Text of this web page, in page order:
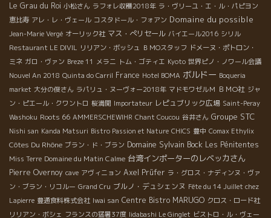
Le Grau du Roi 小松さん ラフォレ収穫2018年 ラ・ヴリーユ・エ・ル・パピヨン
恵比寿 アレ・レ・ヴェール コスタドール・フォアン Domaine du possible
Jean-Marie Vergé オーリック社 マス・ぺリセール バイエール2016 シリル
Restaurant LE DIVIL リリアン・ボッシュ ＢＭОスタッフ ドメーヌ・ポトロン・
ミネ ガロ・ヴァン Breze 11 メラニ トム・ゴティエ Kyoto 世界ピノ・ノワール会議
Nouvel An 2018 Quinta do Carril France Hotel BOMA ボルドー Boqueria
market 大分の俊さん ラパリュ・ヌーヴォー2018年 マドモワゼルＭ ＢＭО社 ジャ
ン・ピエール・クワントロ 桜満開 Importateur レピュブリック広場 Saint-Peray
Washoku Roots 66 AMMERSCHEWIHR Chant Coucou 谷井さん Groupe STC
Nishi san Kanda Matsuri Bistro Passion et Nature CHICS 豊中 Comax Ethylix
Côtes Du Rhône ブラン・ド・ブラン Domaine Sylvain Bock Les Pénitentes
Miss Terre Domaine du Matin Calme 台湾インポーターのレベッカさん
Pierre Overnoy cave アヴィニョン Axel Prüfer ラ・グロス・ナディンヌ・ヴァ
ン・ブラン・リコルー Grand Cru ブルノ・デュシェンヌ Fête du 14 Juillet chez
Lapierre 豊通食料株式会社 Iwai san Centre Bistro MARUGO クロス・ロード社
リリアン・ボシェ フランスの猛暑37度 Iidabashi Le Ginglet ビストロ・ル・ヴェー